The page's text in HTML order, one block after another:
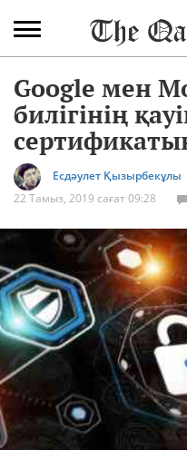
Google мен
билігінің
Есдәулет Қызырбекұлы
22 Тамыз, 2019 сағат 09:28